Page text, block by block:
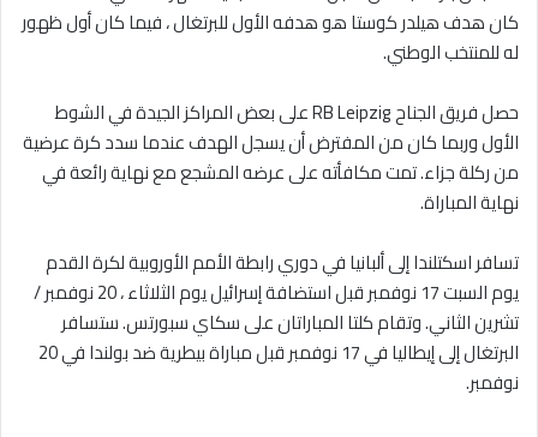
كان هدف هيلدر كوستا هو هدفه الأول للبرتغال ، فيما كان أول ظهور
له للمنتخب الوطني.
حصل فريق الجناح RB Leipzig على بعض المراكز الجيدة في الشوط
الأول وربما كان من المفترض أن يسجل الهدف عندما سدد كرة عرضية
من ركلة جزاء. تمت مكافأته على عرضه المشجع مع نهاية رائعة في
نهاية المباراة.
تسافر اسكتلندا إلى ألبانيا في دوري رابطة الأمم الأوروبية لكرة القدم
يوم السبت 17 نوفمبر قبل استضافة إسرائيل يوم الثلاثاء ، 20 نوفمبر /
تشرين الثاني. وتقام كلتا المباراتان على سكاي سبورتس. ستسافر
البرتغال إلى إيطاليا في 17 نوفمبر قبل مباراة بيطرية ضد بولندا في 20
نوفمبر.